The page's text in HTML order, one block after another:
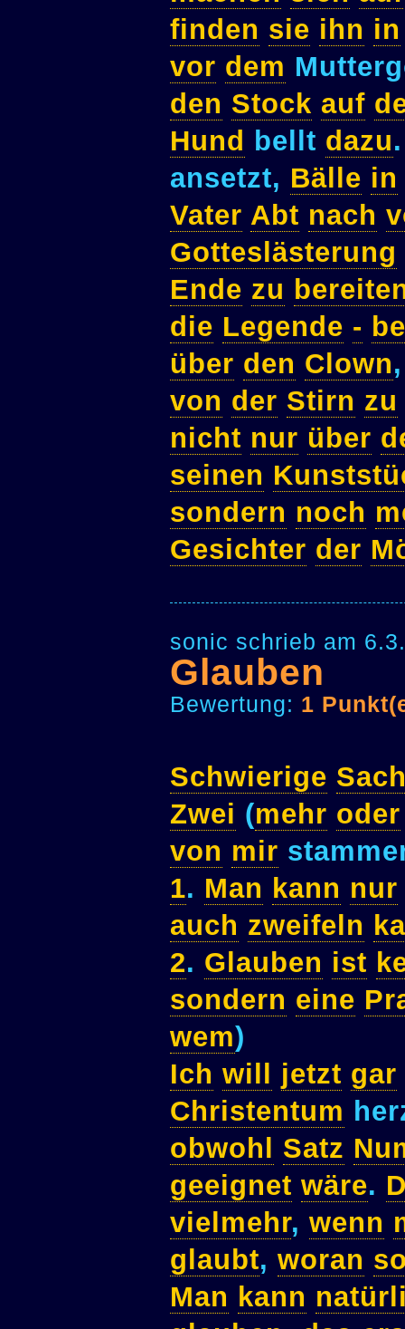
finden sie ihn in
vor dem
den Stock auf
Hund
bellt dazu
ansetzt, Bälle in
Vater Abt nach
Gotteslästerung
Ende zu
die Legende -
über den Clown
von der Stirn zu
nicht nur über
seinen
sondern noch
Gesichter der
sonic schrieb am
Glauben
Bewertung: 1
Schwierige
Zwei (mehr oder
von mir
1. Man kann nur
auch zweifeln
2. Glauben ist
sondern eine
wem)
Ich will jetzt gar
Christentum
obwohl
Satz
geeignet wäre.
vielmehr, wenn
glaubt, woran
Man kann